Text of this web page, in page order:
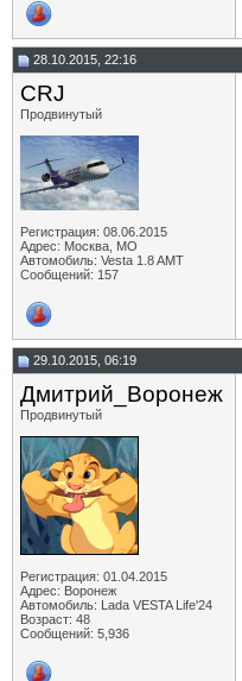
28.10.2015, 22:16
CRJ
Продвинутый
Регистрация: 08.06.2015
Адрес: Москва, МО
Автомобиль: Vesta 1.8 AMT
Сообщений: 157
29.10.2015, 06:19
Дмитрий_Воронеж
Продвинутый
Регистрация: 01.04.2015
Адрес: Воронеж
Автомобиль: Lada VESTA Life'24
Возраст: 48
Сообщений: 5,936